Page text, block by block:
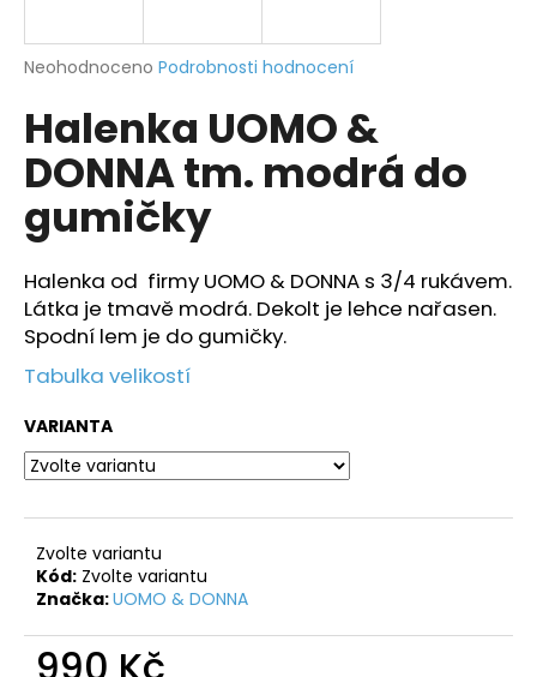
Průměrné
produktu
je
0,0
5
hvězdiček.
Neohodnoceno Podrobnosti hodnocení
Halenka UOMO &
DONNA tm. modrá do
gumičky
Halenka od firmy UOMO & DONNA s 3/4 rukávem.
Látka je tmavě modrá. Dekolt je lehce nařasen.
Spodní lem je do gumičky.
Tabulka velikostí
VARIANTA
Zvolte variantu
Kód: Zvolte variantu
Značka:UOMO & DONNA
j
t
?
HLEDAT
D
p
o
r
u
č
u
m